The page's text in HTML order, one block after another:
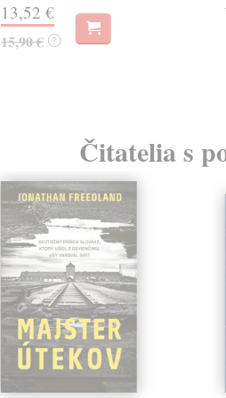
13,52 €
15,90 € ?
Čitatelia s